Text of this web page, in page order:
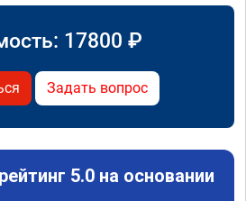
17800 ₽
Задать вопрос
5.0 на основании